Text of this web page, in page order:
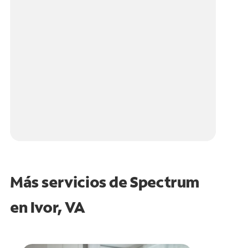
Más servicios de Spectrum
en Ivor, VA